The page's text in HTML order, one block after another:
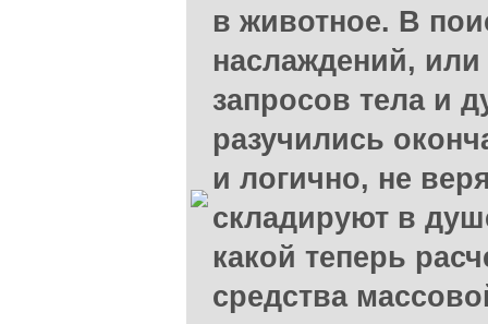
в животное. В
наслаждений,
запросов тела и
разучились
и логично, не
складируют в
какой теперь
средства